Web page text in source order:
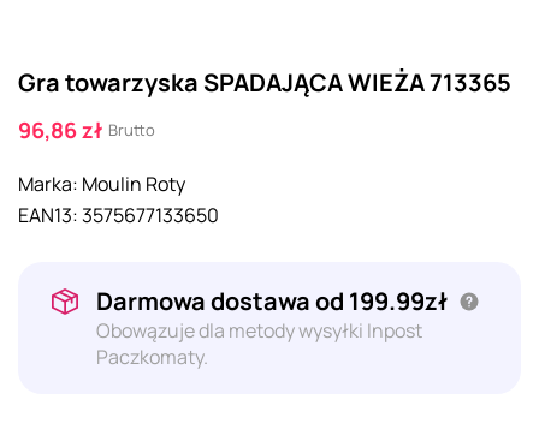
Gra towarzyska SPADAJĄCA WIEŻA 713365
96,86 zł Brutto
Marka: Moulin Roty
EAN13:3575677133650
Darmowa dostawa od 199.99zł
Obowązuje dla metody wysyłki Inpost
Paczkomaty.